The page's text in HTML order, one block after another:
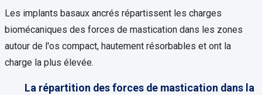
Les implants basaux ancrés répartissent les charges
biomécaniques des forces de mastication dans les zones
autour de l'os compact, hautement résorbables et ont la
charge la plus élevée.
La répartition des forces de mastication dans la